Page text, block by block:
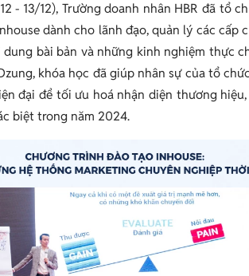
- 13/12), Trường doanh nhân HBR đã tổ
dành cho lãnh đạo, quản lý các cấp
dung bài bản và những kinh nghiệm thực
khóa học đã giúp nhân sự của tổ
đại để tối ưu hoá nhận diện thương
biệt trong năm 2024.